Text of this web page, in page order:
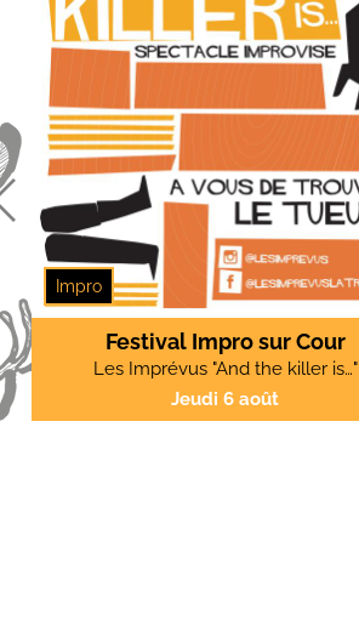
Impro
Festival Impro sur Cour
Les Imprévus "And the killer is…"
Jeudi 6 août
Previous